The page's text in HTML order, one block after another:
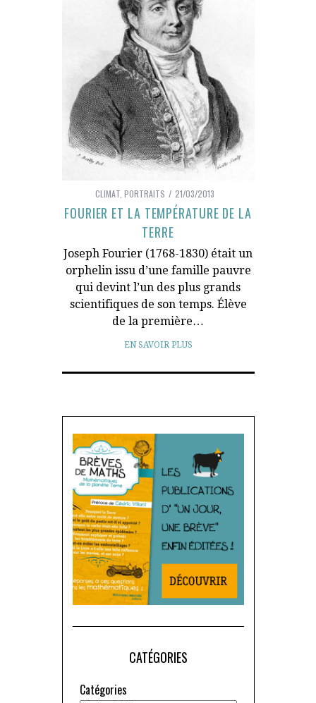
CLIMAT, PORTRAITS 21/03/2013
FOURIER ET LA TEMPÉRATURE DE LA
TERRE
Joseph Fourier (1768-1830) était un
orphelin issu d’une famille pauvre
qui devint l’un des plus grands
scientifiques de son temps. Élève
de la première…
EN SAVOIR PLUS
CATÉGORIES
Catégories